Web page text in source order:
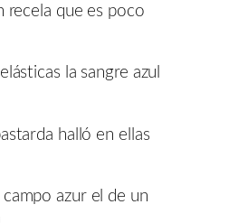
recela que es poco
la sangre azul
halló en ellas
campo azur el de un